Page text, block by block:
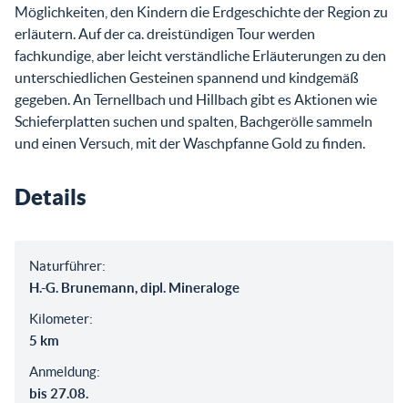
Möglichkeiten, den Kindern die Erdgeschichte der Region zu
erläutern. Auf der ca. dreistündigen Tour werden
fachkundige, aber leicht verständliche Erläuterungen zu den
unterschiedlichen Gesteinen spannend und kindgemäß
gegeben. An Ternellbach und Hillbach gibt es Aktionen wie
Schieferplatten suchen und spalten, Bachgerölle sammeln
und einen Versuch, mit der Waschpfanne Gold zu finden.
Details
Naturführer:
H.-G. Brunemann, dipl. Mineraloge
Kilometer:
5 km
Anmeldung:
bis 27.08.